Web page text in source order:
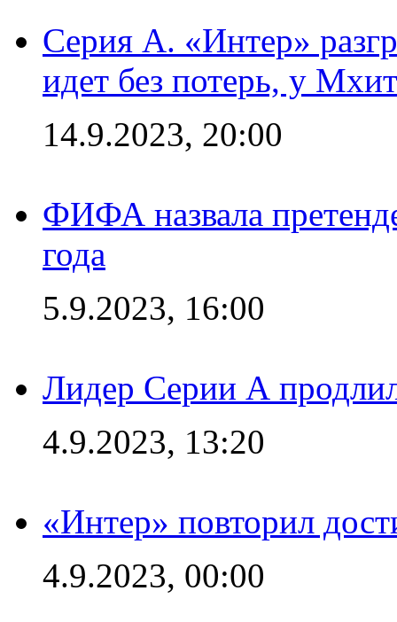
Серия А. «Интер»
идет без потерь, у
14.9.2023, 20:00
ФИФА назвала
года
5.9.2023, 16:00
Лидер Серии А
4.9.2023, 13:20
«Интер» повторил
4.9.2023, 00:00